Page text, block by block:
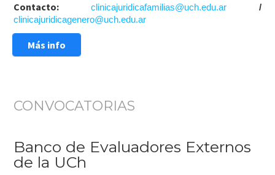
Contacto:
clinicajuridicafamilias@uch.edu.ar /
clinicajuridicagenero@uch.edu.ar
Más info
CONVOCATORIAS
Banco de Evaluadores Externos
de la UCh